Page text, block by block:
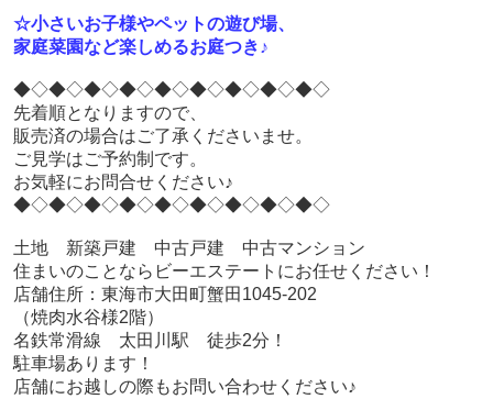
☆小さいお子様やペットの遊び場、
家庭菜園など楽しめるお庭つき♪
◆◇◆◇◆◇◆◇◆◇◆◇◆◇◆◇◆◇
先着順となりますので、
販売済の場合はご了承くださいませ。
ご見学はご予約制です。
お気軽にお問合せください♪
◆◇◆◇◆◇◆◇◆◇◆◇◆◇◆◇◆◇
土地 新築戸建 中古戸建 中古マンション
住まいのことならビーエステートにお任せください！
店舗住所：東海市大田町蟹田1045-202
（焼肉水谷様2階）
名鉄常滑線 太田川駅 徒歩2分！
駐車場あります！
店舗にお越しの際もお問い合わせください♪